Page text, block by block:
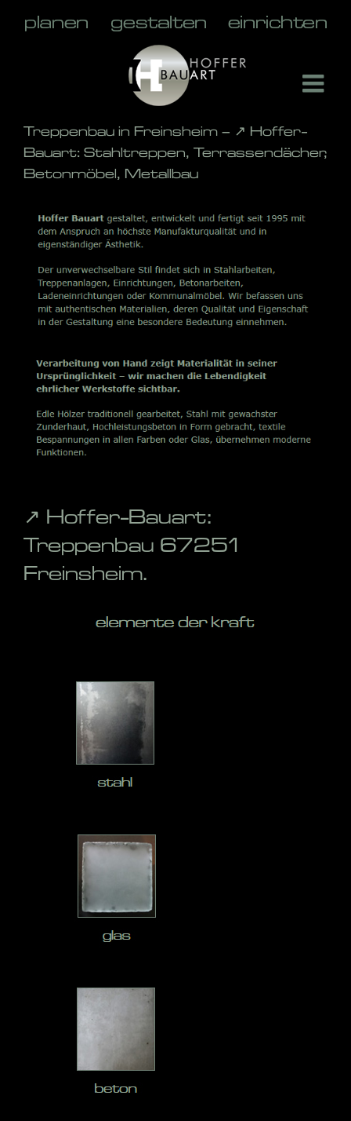
Treppenbau in Freinsheim – ↗️ Hoffer-
Bauart: Stahltreppen, Terrassendächer,
Betonmöbel, Metallbau
↗️ Hoffer-Bauart:
Treppenbau 67251
Freinsheim.